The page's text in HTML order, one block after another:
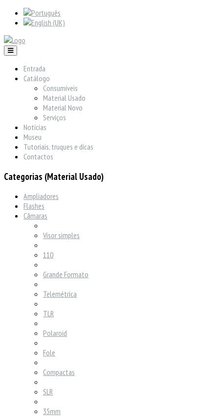
Entrada
Catálogo
Consumíveis
Material Usado
Material Novo
Serviços
Notícias
Museu
Tutoriais, truques e dicas
Contactos
Categorias (Material Usado)
Ampliadores
Flashes
Câmaras
Visor simples
110
Grande Formato
Telemétrica
TLR
Polaroid
Fole
Compactas
SLR
35mm